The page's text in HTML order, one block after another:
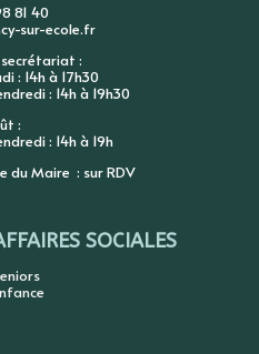
81 40
sur-ecole.fr
:
: 14h à 17h30
: 14h à 19h30
:
: 14h à 19h
du Maire : sur RDV
SOCIALES